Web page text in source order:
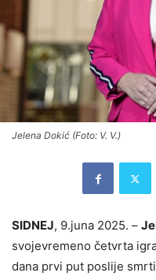
Jelena Dokić (Foto: V. V.)
SIDNEJ, 9.juna 2025. –
svojevremeno četvrta
dana prvi put poslije